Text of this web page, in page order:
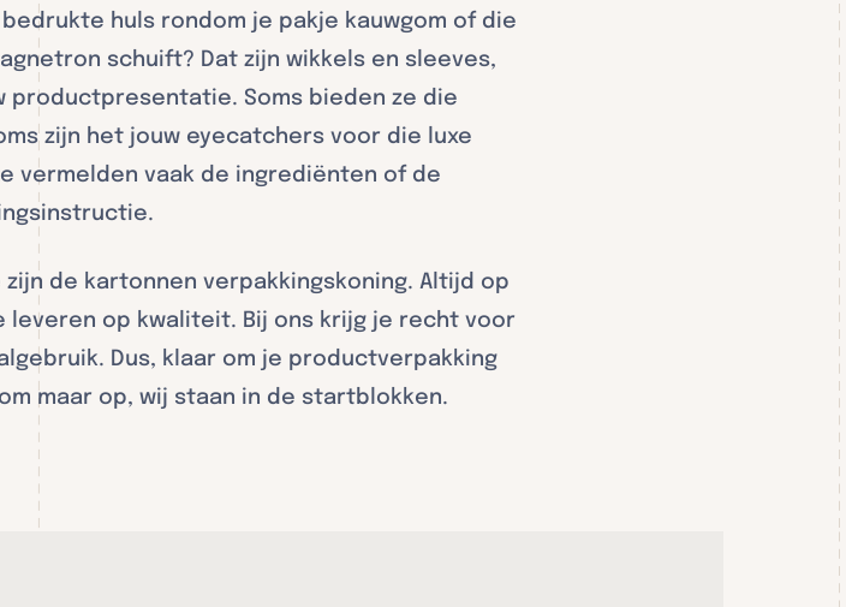
huls rondom je pakje kauwgom of die
schuift? Dat zijn wikkels en sleeves,
productpresentatie. Soms bieden ze die
zijn het jouw eyecatchers voor die luxe
vermelden vaak de ingrediënten of de
de kartonnen verpakkingskoning. Altijd op
leveren op kwaliteit. Bij ons krijg je recht voor
Dus, klaar om je productverpakking
maar op, wij staan in de startblokken.